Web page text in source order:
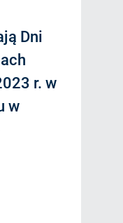
Dni
r. w
w